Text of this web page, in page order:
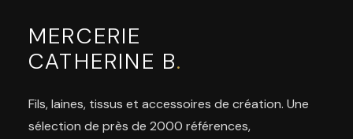
MERCERIE
CATHERINE B.
Fils, laines, tissus et accessoires de création. Une
sélection de près de 2000 références,